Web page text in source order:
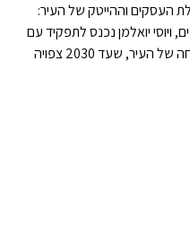
העסקים וההייטק של העיר:
יואלמן נכנס לתפקיד עם
חזון שאפתני להמשך פיתוח מנועי הצמיחה של העיר, שעד 2030 צפויה